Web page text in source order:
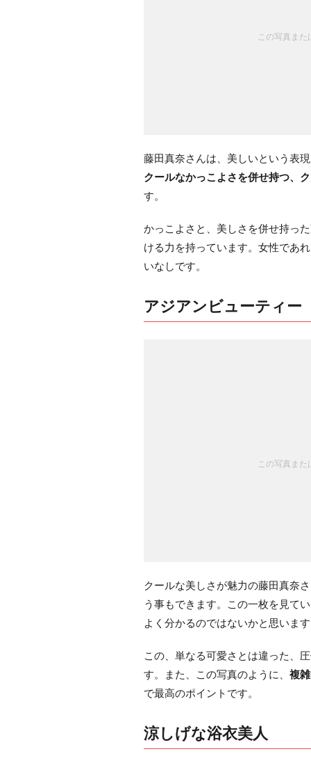
この写真ま
藤田真奈さんは、美しいという表
クールなかっこよさを併せ持つ、
す。
かっこよさと、美しさを併せ持っ
ける力を持っています。女性であ
いなしです。
アジアンビューティー
この写真ま
クールな美しさが魅力の藤田真奈
う事もできます。この一枚を見て
よく分かるのではないかと思いま
この、単なる可愛さとは違った、
す。また、この写真のように、 複
で最高のポイントです。
涼しげな浴衣美人